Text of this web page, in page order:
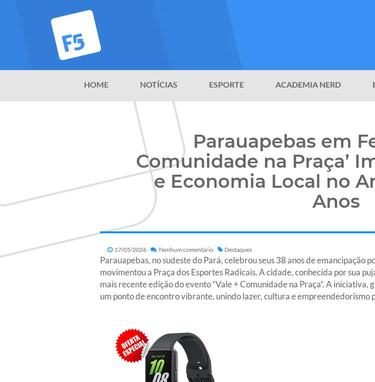
HOME NOTÍCIAS ESPORTE ACADEMIA NERD
Parauapebas em
Comunidade na Praça’
e Economia Local no
Anos
17/05/2026 Nenhum comentário Destaques
Parauapebas, no sudeste do Pará, celebrou seus 38 anos de emancipação
movimentou a Praça dos Esportes Radicais. A cidade, conhecida por sua
mais recente edição do evento “Vale + Comunidade na Praça”. A
um ponto de encontro vibrante, unindo lazer, cultura e empreendedorismo